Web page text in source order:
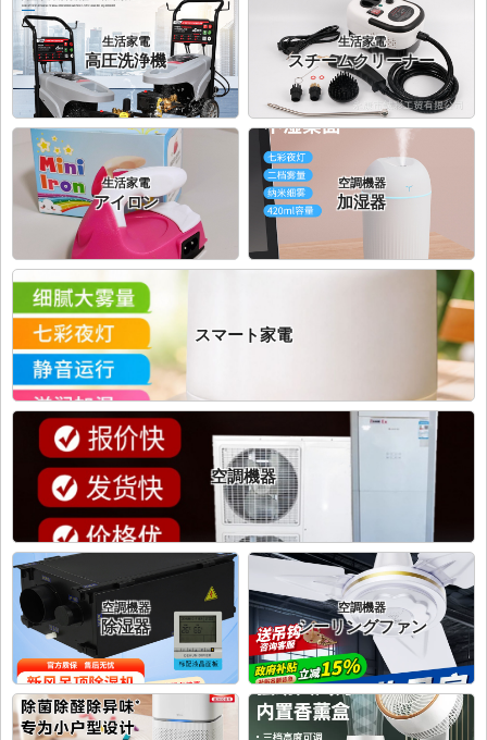
生活家電
高圧洗浄機
生活家電
スチームクリーナー
生活家電
アイロン
スマート家電
空調機器
空調機器
加湿器
空調機器
除湿器
空調機器
シーリングファン